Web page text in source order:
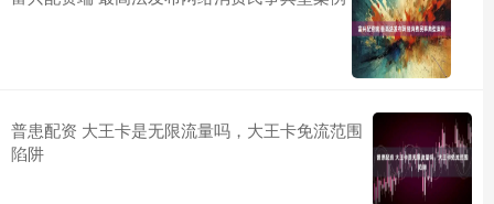
普患配资 大王卡是无限流量吗，大王卡免流范围
陷阱